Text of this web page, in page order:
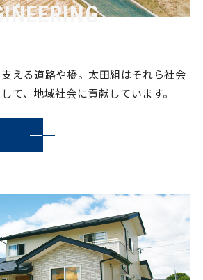
える道路や橋。太田組はそれら社会
て、地域社会に貢献しています。